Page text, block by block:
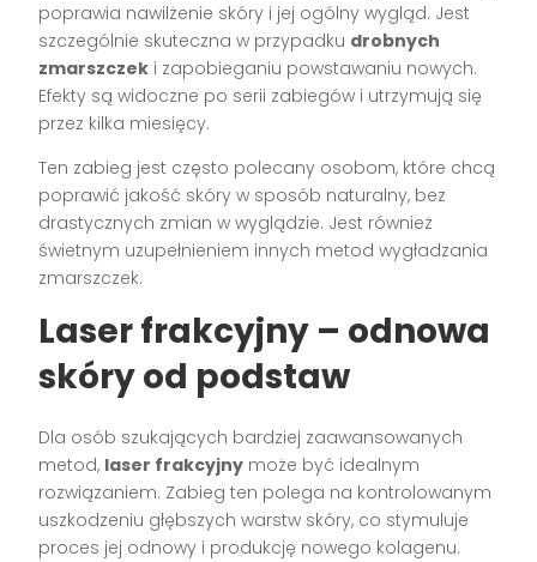
poprawia nawilżenie skóry i jej ogólny wygląd. Jest
szczególnie skuteczna w przypadku drobnych
zmarszczek i zapobieganiu powstawaniu nowych.
Efekty są widoczne po serii zabiegów i utrzymują się
przez kilka miesięcy.
Ten zabieg jest często polecany osobom, które chcą
poprawić jakość skóry w sposób naturalny, bez
drastycznych zmian w wyglądzie. Jest również
świetnym uzupełnieniem innych metod wygładzania
zmarszczek.
Laser frakcyjny – odnowa
skóry od podstaw
Dla osób szukających bardziej zaawansowanych
metod, laser frakcyjny może być idealnym
rozwiązaniem. Zabieg ten polega na kontrolowanym
uszkodzeniu głębszych warstw skóry, co stymuluje
proces jej odnowy i produkcję nowego kolagenu.